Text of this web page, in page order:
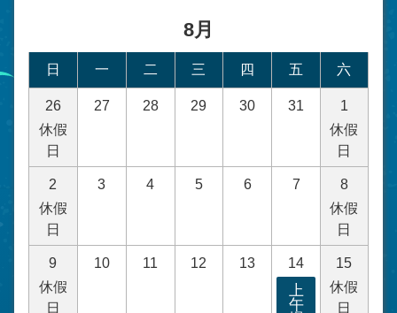
8月
日 一 二 三 四 五 六
26
休假
日
27 28 29 30 31
1
休假
日
2
休假
日
3 4 5 6 7
8
休假
日
9
休假
日
10 11 12 13 14
上
午
15
休假
日